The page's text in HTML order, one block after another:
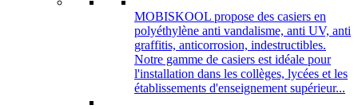
MOBISKOOL propose des casiers en
polyéthylène anti vandalisme, anti UV, anti
graffitis, anticorrosion, indestructibles.
Notre gamme de casiers est idéale pour
l'installation dans les collèges, lycées et les
établissements d'enseignement supérieur...